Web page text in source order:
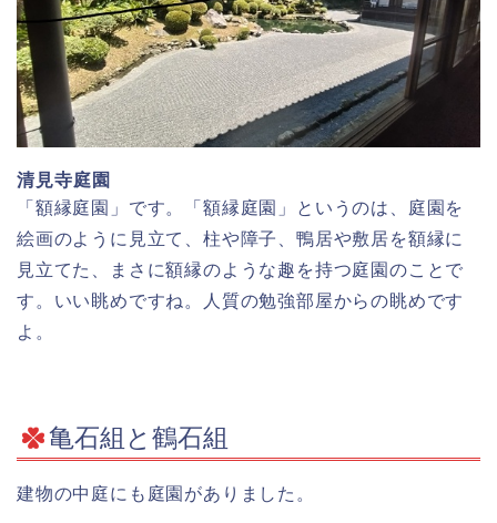
清見寺庭園
「額縁庭園」です。「額縁庭園」というのは、庭園を
絵画のように見立て、柱や障子、鴨居や敷居を額縁に
見立てた、まさに額縁のような趣を持つ庭園のことで
す。いい眺めですね。人質の勉強部屋からの眺めです
よ。
亀石組と鶴石組
建物の中庭にも庭園がありました。